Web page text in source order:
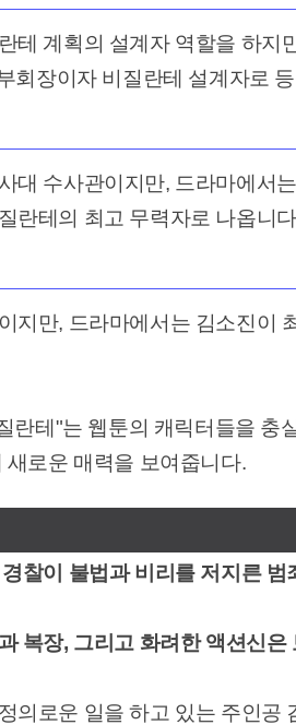
테 계획의 설계자 역할을 하지
회장이자 비질란테 설계자로
대 수사관이지만, 드라마에서
란테의 최고 무력자로 나옵니
지만, 드라마에서는 김소진이
란테"는 웹툰의 캐릭터들을 충
로운 매력을 보여줍니다.
찰이 불법과 비리를 저지른
복장, 그리고 화려한 액션신은
의로운 일을 하고 있는 주인공